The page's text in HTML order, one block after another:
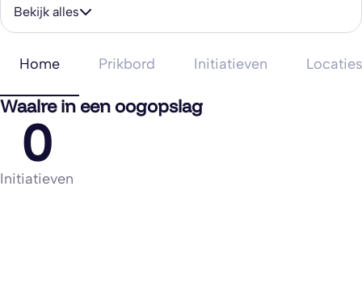
Bekijk alles
Home Prikbord Initiatieven Locaties
Waalre in een oogopslag
0
Initiatieven